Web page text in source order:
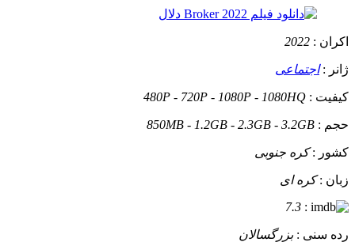
اکران : 2022
ژانر :اجتماعی
کیفیت : 480P - 720P - 1080P - 1080HQ
حجم : 850MB - 1.2GB - 2.3GB - 3.2GB
کشور :کره جنوبی
زبان :کره ای
:
7.3
رده سنی :بزرگسالان